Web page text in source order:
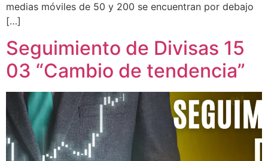
medias móviles de 50 y 200 se encuentran por debajo
[…]
Seguimiento de Divisas 15
03 “Cambio de tendencia”